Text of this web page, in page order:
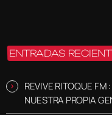
ENTRADAS
REVIVE RITOQUE FM
NUESTRA PROPIA